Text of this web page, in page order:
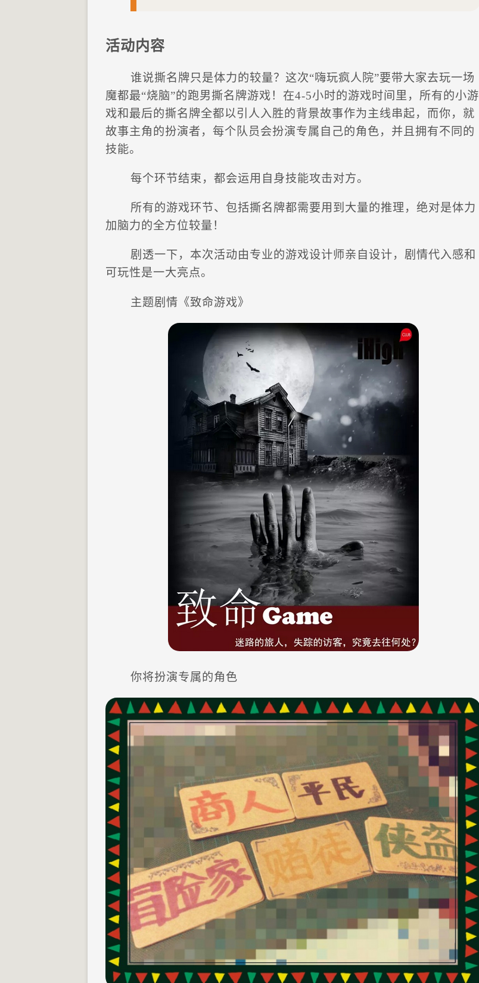
活动内容
谁说撕名牌只是体力的较量？这次“嗨玩疯人院”要带大家去玩一场
魔都最“烧脑”的跑男撕名牌游戏！在4-5小时的游戏时间里，所有的小游
戏和最后的撕名牌全都以引人入胜的背景故事作为主线串起，而你，就
故事主角的扮演者，每个队员会扮演专属自己的角色，并且拥有不同的
技能。
每个环节结束，都会运用自身技能攻击对方。
所有的游戏环节、包括撕名牌都需要用到大量的推理，绝对是体力
加脑力的全方位较量！
剧透一下，本次活动由专业的游戏设计师亲自设计，剧情代入感和
可玩性是一大亮点。
主题剧情《致命游戏》
你将扮演专属的角色